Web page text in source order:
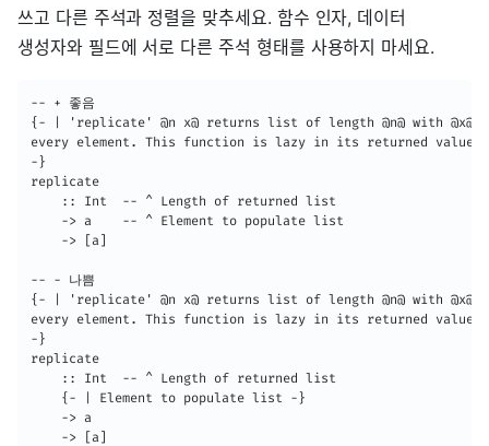
쓰고 다른 주석과 정렬을 맞추세요. 함수 인자, 데이터
생성자와 필드에 서로 다른 주석 형태를 사용하지 마세요.
-- + 좋음
{- | 'replicate' @n x@ returns list of length @n@ with @x@
every element. This function is lazy in its returned value.
-}
replicate
    :: Int  -- ^ Length of returned list
    -> a    -- ^ Element to populate list
    -> [a]
-- - 나쁨
{- | 'replicate' @n x@ returns list of length @n@ with @x@
every element. This function is lazy in its returned value.
-}
replicate
    :: Int  -- ^ Length of returned list
    {- | Element to populate list -}
    -> a
    -> [a]